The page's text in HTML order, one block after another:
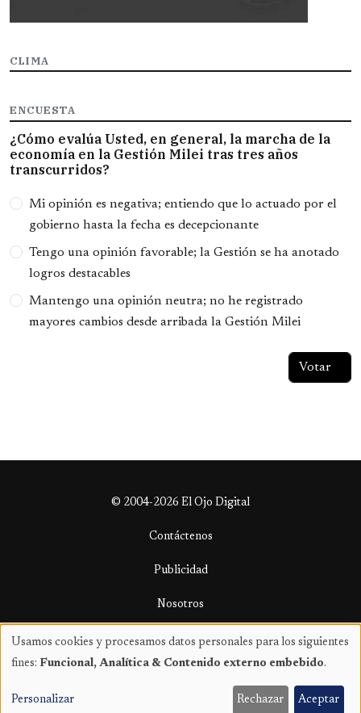
CLIMA
ENCUESTA
¿Cómo evalúa Usted, en general, la marcha de la
economía en la Gestión Milei tras tres años
transcurridos?
Opciones
Mi opinión es negativa; entiendo que lo actuado por el
gobierno hasta la fecha es decepcionante
Tengo una opinión favorable; la Gestión se ha anotado
logros destacables
Mantengo una opinión neutra; no he registrado
mayores cambios desde arribada la Gestión Milei
© 2004-2026 El Ojo Digital
Contáctenos
Publicidad
Nosotros
Términos y condiciones
Uso
datos
Usamos cookies y procesamos datos personales para los siguientes
fines: Funcional, Analítica & Contenido externo embebido.
Personalizar Rechazar Aceptar